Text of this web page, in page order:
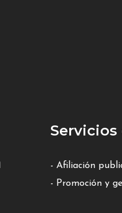
Servicios
- Afiliación
- Promoción y